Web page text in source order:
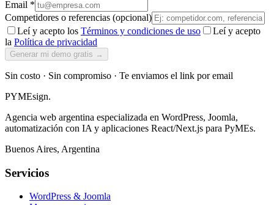
Email *
Competidores o referencias (opcional)
Leí y acepto los Términos y condiciones de uso
Leí y acepto
la Política de privacidad
Generar mi demo gratis →
Sin costo · Sin compromiso · Te enviamos el link por email
PYMEsign.
Agencia web argentina especializada en WordPress, Joomla,
automatización con IA y aplicaciones React/Next.js para PyMEs.
Buenos Aires, Argentina
Servicios
WordPress & Joomla